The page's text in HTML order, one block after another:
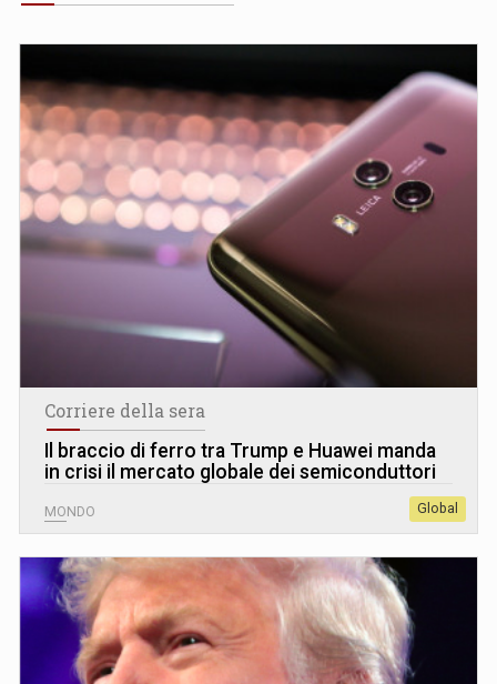
Corriere della sera
Il braccio di ferro tra Trump e Huawei manda
in crisi il mercato globale dei semiconduttori
MONDO Global